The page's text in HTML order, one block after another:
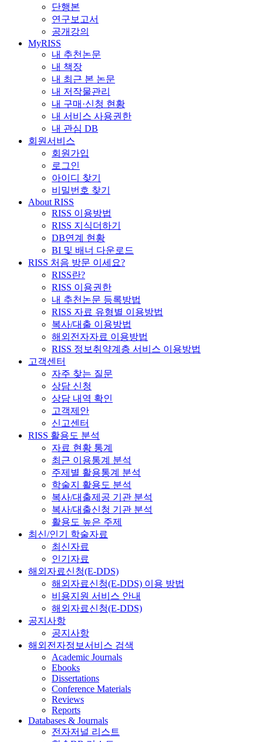
단행본
연구보고서
공개강의
MyRISS
내 추천논문
내 책장
내 최근 본 논문
내 저작물관리
내 구매·신청 현황
내 서비스 사용권한
내 관심 DB
회원서비스
회원가입
로그인
아이디 찾기
비밀번호 찾기
About RISS
RISS 이용방법
RISS 지식더하기
DB연계 현황
BI 및 배너 다운로드
RISS 처음 방문 이세요?
RISS란?
RISS 이용권한
내 추천논문 등록방법
RISS 자료 유형별 이용방법
복사/대출 이용방법
해외전자자료 이용방법
RISS 정보취약계층 서비스 이용방법
고객센터
자주 찾는 질문
상담 신청
상담 내역 확인
고객제안
신고센터
RISS 활용도 분석
자료 현황 통계
최근 이용통계 분석
주제별 활용통계 분석
학술지 활용도 분석
복사/대출제공 기관 분석
복사/대출신청 기관 분석
활용도 높은 주제
최신/인기 학술자료
최신자료
인기자료
해외자료신청(E-DDS)
해외자료신청(E-DDS) 이용 방법
비용지원 서비스 안내
해외자료신청(E-DDS)
공지사항
공지사항
해외전자정보서비스 검색
Academic Journals
Ebooks
Dissertations
Conference Materials
Reviews
Reports
Databases & Journals
전자저널 리스트